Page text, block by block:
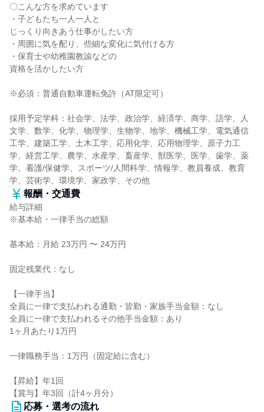
〇こんな方を求めています
・子どもたち一人一人と
じっくり向きあう仕事がしたい方
・周囲に気を配り、些細な変化に気付ける方
・保育士や幼稚園教諭などの
資格を活かしたい方
※必須：普通自動車運転免許（AT限定可）
採用予定学科：社会学、法学、政治学、経済学、商学、語学、人
文学、数学、化学、物理学、生物学、地学、機械工学、電気通信
工学、建築工学、土木工学、応用化学、応用物理学、原子力工
学、経営工学、農学、水産学、畜産学、獣医学、医学、歯学、薬
学、看護/保健学、スポーツ/人間科学、情報学、教員養成、教育
学、芸術学、環境学、家政学、その他
報酬・交通費
給与詳細
※基本給・一律手当の総額
基本給：月給 23万円 〜 24万円
固定残業代：なし
【一律手当】
全員に一律で支払われる通勤・皆勤・家族手当金額：なし
全員に一律で支払われるその他手当金額：あり
1ヶ月あたり1万円
一律職務手当：1万円（固定給に含む）
【昇給】年1回
【賞与】年3回（計4ヶ月分）
応募・選考の流れ